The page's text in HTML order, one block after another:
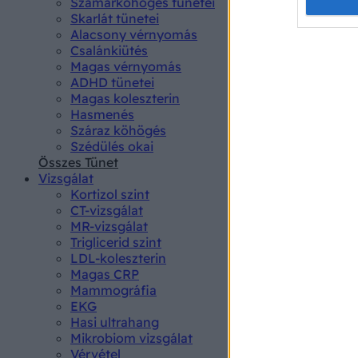
Skarlát tünetei
Alacsony vérnyomás
Csalánkiütés
Magas vérnyomás
ADHD tünetei
Magas koleszterin
Hasmenés
Száraz köhögés
Szédülés okai
Összes Tünet
Vizsgálat
Kortizol szint
CT-vizsgálat
MR-vizsgálat
Triglicerid szint
LDL-koleszterin
Magas CRP
Mammográfia
EKG
Hasi ultrahang
Mikrobiom vizsgálat
Vérvétel